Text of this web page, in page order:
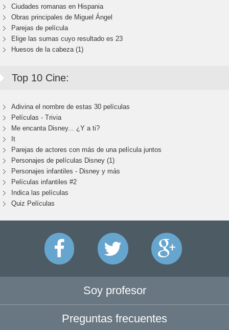
Ciudades romanas en Hispania
Obras principales de Miguel Ángel
Parejas de película
Elige las sumas cuyo resultado es 23
Huesos de la cabeza (1)
Top 10 Cine:
Adivina el nombre de estas 30 películas
Películas - Trivia
Me encanta Disney... ¿Y a ti?
It
Parejas de actores con más de una película juntos
Personajes de películas Disney (1)
Personajes infantiles - Disney y más
Películas infantiles #2
Indica las películas
Quiz Películas
Soy profesor
Preguntas frecuentes